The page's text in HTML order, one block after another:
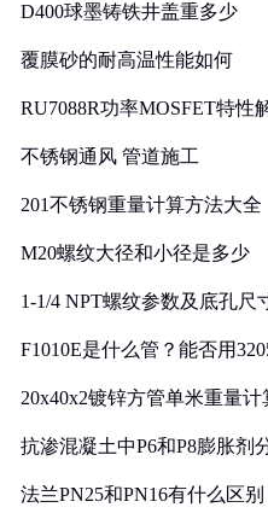
D400球墨铸铁井盖重多少
覆膜砂的耐高温性能如何
RU7088R功率MOSFET特性
不锈钢通风 管道施工
201不锈钢重量计算方法大全
M20螺纹大径和小径是多少
1-1/4 NPT螺纹参数及底孔尺
F1010E是什么管？能否用
20x40x2镀锌方管单米重量
抗渗混凝土中P6和P8膨胀剂
法兰PN25和PN16有什么区别